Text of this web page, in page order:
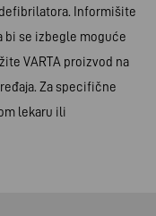
Informišite
bi se izbegle moguće
VARTA proizvod na
Za specifične
lekaru ili